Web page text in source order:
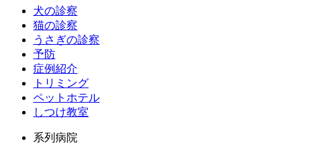
犬の診察
猫の診察
うさぎの診察
予防
症例紹介
トリミング
ペットホテル
しつけ教室
系列病院